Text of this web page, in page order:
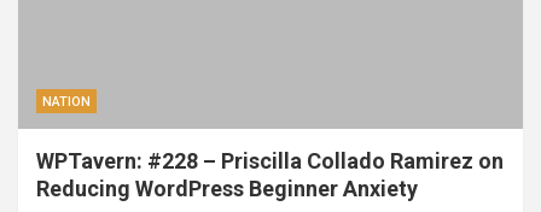
NATION
WPTavern: #228 – Priscilla Collado Ramirez on
Reducing WordPress Beginner Anxiety